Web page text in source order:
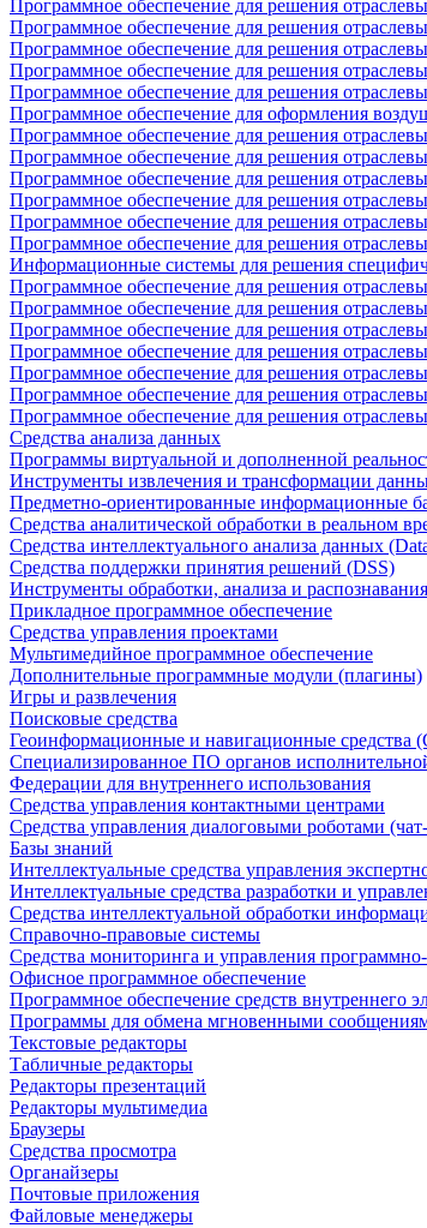
Программное обеспечение для решения
Программное обеспечение для решения
Программное обеспечение для решения
Программное обеспечение для решения
Программное обеспечение для решения
Программное обеспечение для оформления
Программное обеспечение для решения
Программное обеспечение для решения
Программное обеспечение для решения
Программное обеспечение для решения
Программное обеспечение для решения
Программное обеспечение для решения
Информационные системы для решения
Программное обеспечение для решения
Программное обеспечение для решения
Программное обеспечение для решения
Программное обеспечение для решения
Программное обеспечение для решения
Программное обеспечение для решения
Программное обеспечение для решения
Средства анализа данных
Программы виртуальной и дополненной
Инструменты извлечения и трансформации
Предметно-ориентированные информационные
Средства аналитической обработки в реальном
Средства интеллектуального анализа данных
Средства поддержки принятия решений (DSS)
Инструменты обработки, анализа и
Прикладное программное обеспечение
Средства управления проектами
Мультимедийное программное обеспечение
Дополнительные программные модули (плагины)
Игры и развлечения
Поисковые средства
Геоинформационные и навигационные средства
Специализированное ПО органов
Федерации для внутреннего использования
Средства управления контактными центрами
Средства управления диалоговыми роботами
Базы знаний
Интеллектуальные средства управления
Интеллектуальные средства разработки и
Средства интеллектуальной обработки
Справочно-правовые системы
Средства мониторинга и управления
Офисное программное обеспечение
Программное обеспечение средств внутреннего
Программы для обмена мгновенными
Текстовые редакторы
Табличные редакторы
Редакторы презентаций
Редакторы мультимедиа
Браузеры
Средства просмотра
Органайзеры
Почтовые приложения
Файловые менеджеры